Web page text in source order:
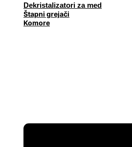
Dekristalizatori za med
Štapni grejači
Komore